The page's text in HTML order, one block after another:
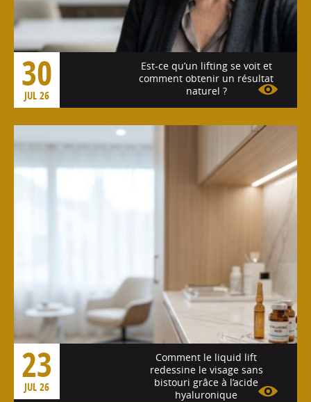
30
JUL 26
Est-ce qu’un lifting se voit et
comment obtenir un résultat
naturel ?
Voir l'article
23
JUL 26
Comment le liquid lift
redessine le visage sans
bistouri grâce à l’acide
hyaluronique